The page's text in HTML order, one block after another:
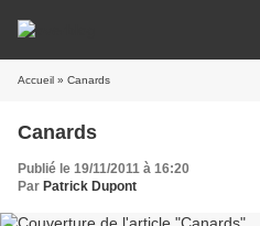
Accueil » Canards
Canards
Publié le 19/11/2011 à 16:20
Par Patrick Dupont